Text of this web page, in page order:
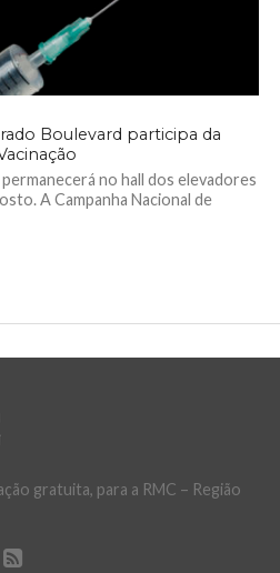
Boulevard participa da
no hall dos elevadores
A Campanha Nacional de
gratuita, para a RMC – Região